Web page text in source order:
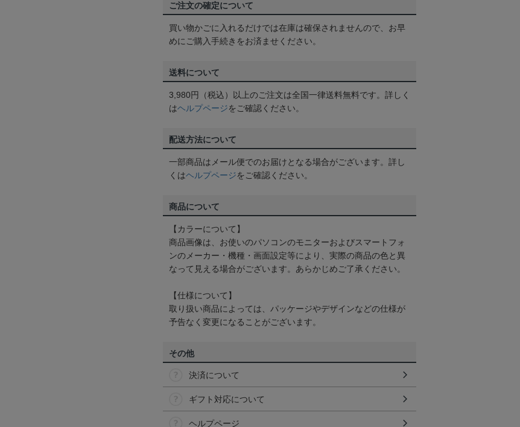
ご注文の確定について
買い物かごに入れるだけでは在庫は確保されませんので、お早
めにご購入手続きをお済ませください。
送料について
3,980円（税込）以上のご注文は全国一律送料無料です。詳しく
はヘルプページをご確認ください。
配送方法について
一部商品はメール便でのお届けとなる場合がございます。詳し
くはヘルプページをご確認ください。
商品について
【カラーについて】
商品画像は、お使いのパソコンのモニターおよびスマートフォ
ンのメーカー・機種・画面設定等により、実際の商品の色と異
なって見える場合がございます。あらかじめご了承ください。
【仕様について】
取り扱い商品によっては、パッケージやデザインなどの仕様が
予告なく変更になることがございます。
その他
決済について
ギフト対応について
ヘルプページ